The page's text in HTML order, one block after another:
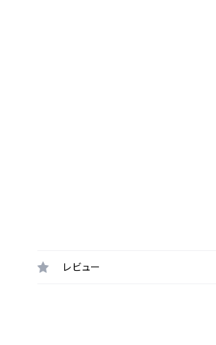
レビュー